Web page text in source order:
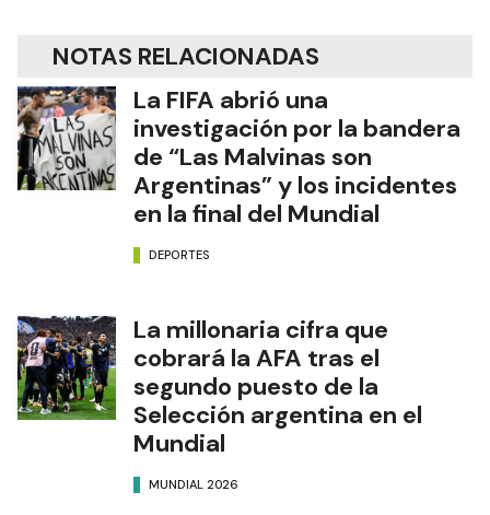
NOTAS RELACIONADAS
La FIFA abrió una
investigación por la bandera
de “Las Malvinas son
Argentinas” y los incidentes
en la final del Mundial
DEPORTES
La millonaria cifra que
cobrará la AFA tras el
segundo puesto de la
Selección argentina en el
Mundial
MUNDIAL 2026